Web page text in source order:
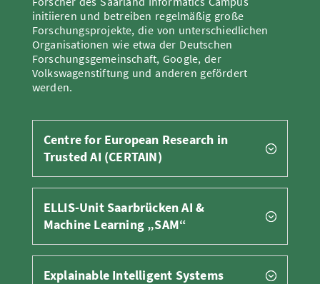
initiieren und betreiben regelmäßig große
Forschungsprojekte, die von unterschiedlichen
Organisationen wie etwa der Deutschen
Forschungsgemeinschaft, Google, der
Volkswagenstiftung und anderen gefördert
werden.
Centre for European Research in
Trusted AI (CERTAIN)
ELLIS-Unit Saarbrücken AI &
Machine Learning „SAM“
Explainable Intelligent Systems